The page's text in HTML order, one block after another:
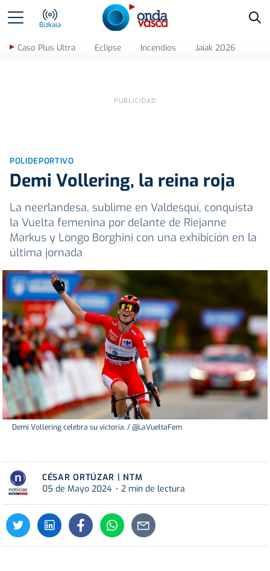
Bizkaia
Caso Plus Ultra Eclipse Incendios Jaiak 2026
POLIDEPORTIVO
Demi Vollering, la reina roja
La neerlandesa, sublime en Valdesquí, conquista
la Vuelta femenina por delante de Riejanne
Markus y Longo Borghini con una exhibición en la
última jornada
Demi Vollering celebra su victoria. / @LaVueltaFem
CÉSAR ORTÚZAR | NTM
05 de Mayo 2024
2 min de lectura